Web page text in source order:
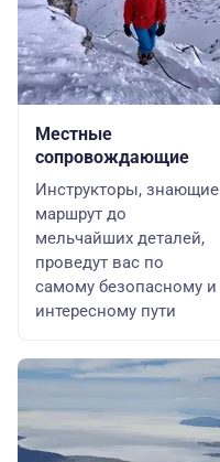
Местные
сопровождающие
Инструкторы, знающие
маршрут до
мельчайших деталей,
проведут вас по
самому безопасному и
интересному пути